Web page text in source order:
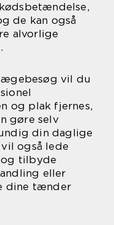
de kan også
alvorlige
vil du
og plak fjernes,
gøre selv
din daglige
også lede
tilbyde
eller
dine tænder